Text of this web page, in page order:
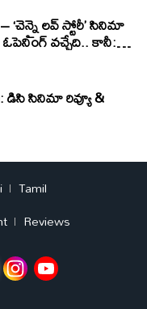
‘చెన్నై లవ్ స్టోరీ’ సినిమా
వచ్చేది.. కానీ:
డిసి సినిమా రివ్యూ &
Tamil
Reviews